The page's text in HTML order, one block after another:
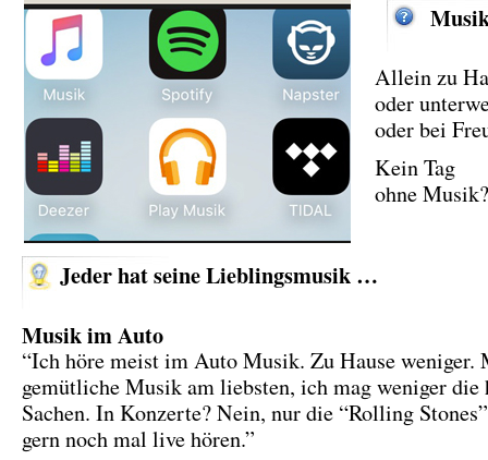
Allein zu
oder
oder bei
Kein Tag
ohne Musik?
Jeder hat seine Lieblingsmusik …
Musik im Auto
“Ich höre meist im Auto Musik. Zu Hause weniger.
gemütliche Musik am liebsten, ich mag weniger die
Sachen. In Konzerte? Nein, nur die “Rolling
gern noch mal live hören.”